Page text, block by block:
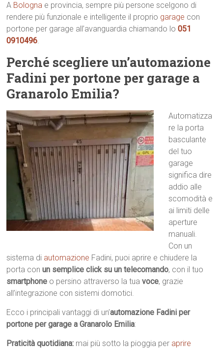
A Bologna e provincia, sempre più persone scelgono di
rendere più funzionale e intelligente il proprio garage con
portone per garage all’avanguardia chiamando lo051
0910496.
Perché scegliere un’automazione
Fadini per portone per garage a
Granarolo Emilia?
Automatizza
re la porta
basculante
del tuo
garage
significa dire
addio alle
scomodità e
ai limiti delle
aperture
manuali.
Con un
sistema di automazione Fadini, puoi aprire e chiudere la
porta conun semplice click su un telecomando, con il tuo
smartphone o persino attraverso la tuavoce, grazie
all’integrazione con sistemi domotici.
Ecco i principali vantaggi di un’automazione Fadini per
portone per garage a Granarolo Emilia:
Praticità quotidiana: mai più sotto la pioggia per aprire